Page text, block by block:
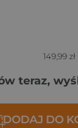
149,99 zł
teraz,
DODAJ DO